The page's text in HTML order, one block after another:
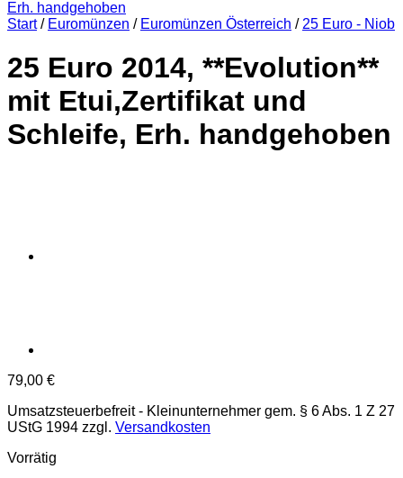
Start / Euromünzen / Euromünzen Österreich / 25 Euro - Niob
25 Euro 2014, **Evolution**
mit Etui,Zertifikat und
Schleife, Erh. handgehoben
79,00 €
Umsatzsteuerbefreit - Kleinunternehmer gem. § 6 Abs. 1 Z 27
UStG 1994 zzgl. Versandkosten
Vorrätig